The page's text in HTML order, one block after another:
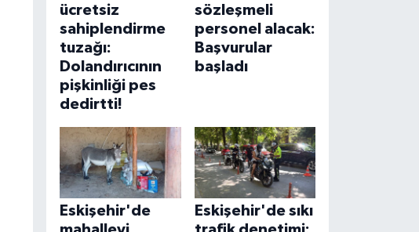
ücretsiz
sahiplendirme
tuzağı:
Dolandırıcının
pişkinliği pes
dedirtti!
sözleşmeli
personel alacak:
Başvurular
başladı
Eskişehir'de
Eskişehir'de sıkı